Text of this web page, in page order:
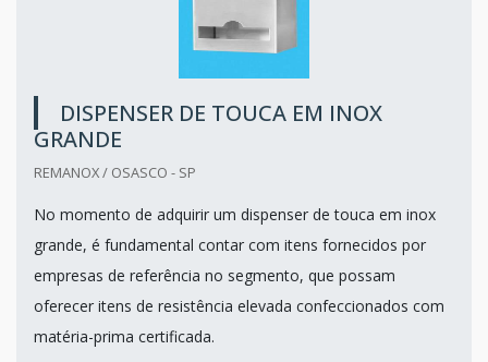
DISPENSER DE TOUCA EM INOX
GRANDE
REMANOX / OSASCO - SP
No momento de adquirir um dispenser de touca em inox
grande, é fundamental contar com itens fornecidos por
empresas de referência no segmento, que possam
oferecer itens de resistência elevada confeccionados com
matéria-prima certificada.